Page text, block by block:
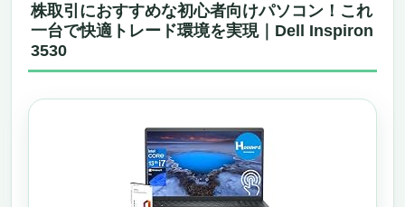
株取引におすすめな初心者向けパソコン！これ
一台で快適トレード環境を実現｜Dell Inspiron
3530